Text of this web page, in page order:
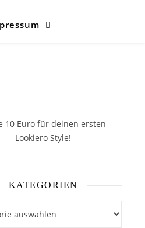
10 Euro für deinen ersten
Lookiero Style!
KATEGORIEN